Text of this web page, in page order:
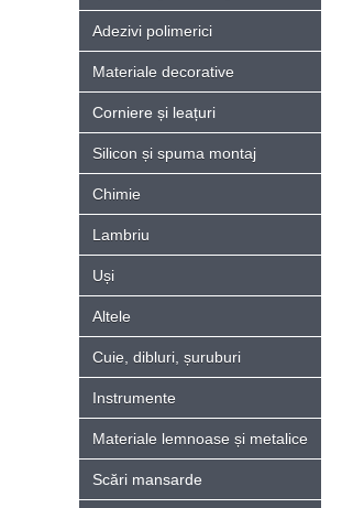
Adezivi polimerici
Materiale decorative
Corniere și leațuri
Silicon și spuma montaj
Chimie
Lambriu
Uși
Altele
Cuie, dibluri, șuruburi
Instrumente
Materiale lemnoase și metalice
Scări mansarde